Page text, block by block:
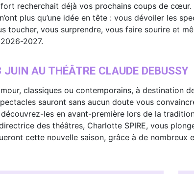
recherchait déjà vos prochains coups de cœur.
plus qu’une idée en tête : vous dévoiler les
toucher, vous surprendre, vous faire sourire et
2027.
JUIN AU THÉÂTRE CLAUDE DEBUSSY
classiques ou contemporains, à destination
sauront sans aucun doute vous
les en avant-première lors de la
des théâtres, Charlotte SPIRE, vous
cette nouvelle saison, grâce à de nombreux